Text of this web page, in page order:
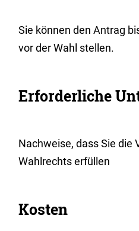
Sie können den Antrag
vor der Wahl stellen.
Erforderliche
Nachweise, dass Sie die
Wahlrechts erfüllen
Kosten